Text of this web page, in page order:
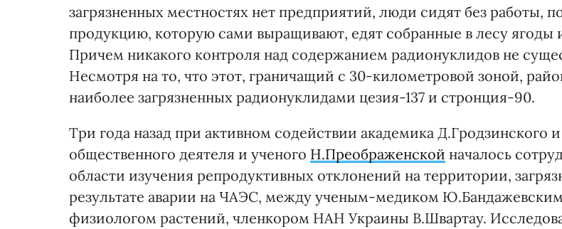
загрязненных местностях нет предприятий, люди сидят без работы,
продукцию, которую сами выращивают, едят собранные в лесу ягоды
Причем никакого контроля над содержанием радионуклидов не
Несмотря на то, что этот, граничащий с 30-километровой зоной,
наиболее загрязненных радионуклидами цезия-137 и стронция-90.
Три года назад при активном содействии академика Д.Гродзинского и
общественного деятеля и ученого Н.Преображенской началось
области изучения репродуктивных отклонений на территории,
результате аварии на ЧАЭС, между ученым-медиком
физиологом растений, членкором НАН Украины В.Швартау.